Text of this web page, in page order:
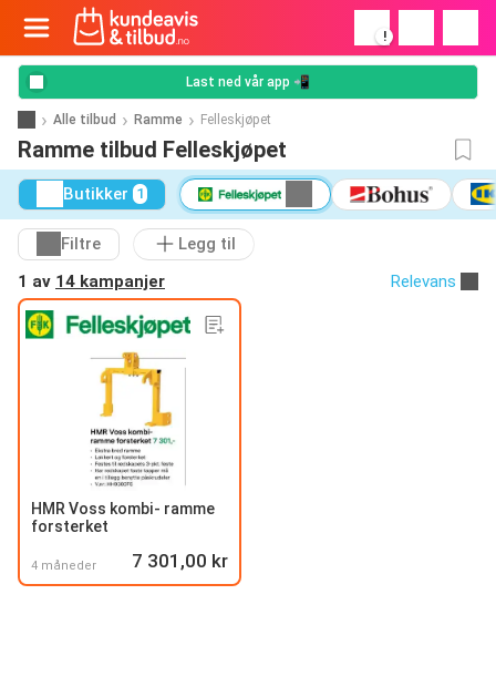
!
Last ned vår app 📲
Alle tilbud Ramme Felleskjøpet
Ramme tilbud Felleskjøpet
Butikker 1
Filtre
Legg til
1 av 14 kampanjer Relevans
HMR Voss kombi- ramme
forsterket
4 måneder 7 301,00 kr